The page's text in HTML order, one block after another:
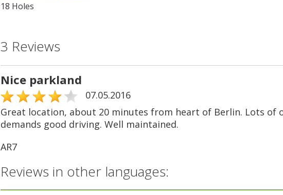
18 Holes
3 Reviews
Nice parkland
07.05.2016
Great location, about 20 minutes from heart of Berlin. Lots of
demands good driving. Well maintained.
AR7
Reviews in other languages: